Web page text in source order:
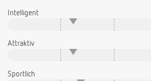
Intelligent
Attraktiv
Sportlich